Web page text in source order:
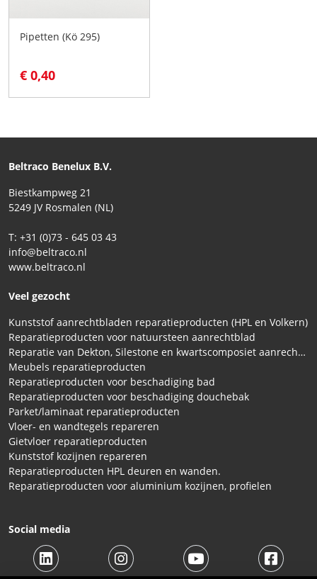
Pipetten (Kö 295)
€ 0,40
Beltraco Benelux B.V.
Biestkampweg 21
5249 JV Rosmalen (NL)
T: +31 (0)73 - 645 03 43
info@beltraco.nl
www.beltraco.nl
Veel gezocht
Kunststof aanrechtbladen reparatieproducten (HPL en Volkern)
Reparatieproducten voor natuursteen aanrechtblad
Reparatie van Dekton, Silestone en kwartscomposiet aanrechtbladen
Meubels reparatieproducten
Reparatieproducten voor beschadiging bad
Reparatieproducten voor beschadiging douchebak
Parket/laminaat reparatieproducten
Vloer- en wandtegels repareren
Gietvloer reparatieproducten
Kunststof kozijnen repareren
Reparatieproducten HPL deuren en wanden.
Reparatieproducten voor aluminium kozijnen, profielen
Social media